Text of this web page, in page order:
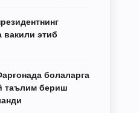
вакили этиб
болаларга
таълим бериш